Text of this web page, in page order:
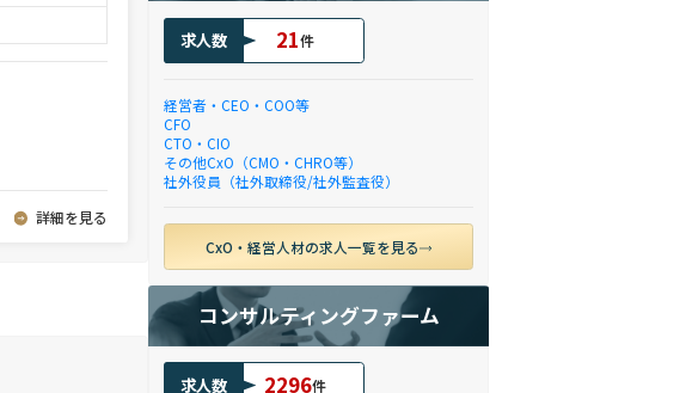
詳細を見る
求人数 21件
経営者・CEO・COO等
CFO
CTO・CIO
その他CxO（CMO・CHRO等）
社外役員（社外取締役/社外監査役）
CxO・経営人材の求人一覧を見る
コンサルティングファーム
求人数 2296件